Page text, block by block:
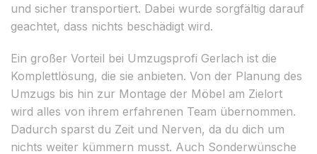
und sicher transportiert. Dabei wurde sorgfältig darauf
geachtet, dass nichts beschädigt wird.
Ein großer Vorteil bei Umzugsprofi Gerlach ist die
Komplettlösung, die sie anbieten. Von der Planung des
Umzugs bis hin zur Montage der Möbel am Zielort
wird alles von ihrem erfahrenen Team übernommen.
Dadurch sparst du Zeit und Nerven, da du dich um
nichts weiter kümmern musst. Auch Sonderwünsche